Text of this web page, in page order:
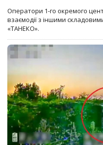
Оператори 1-го окремого
взаємодії з іншими
«ТАНЕКО».